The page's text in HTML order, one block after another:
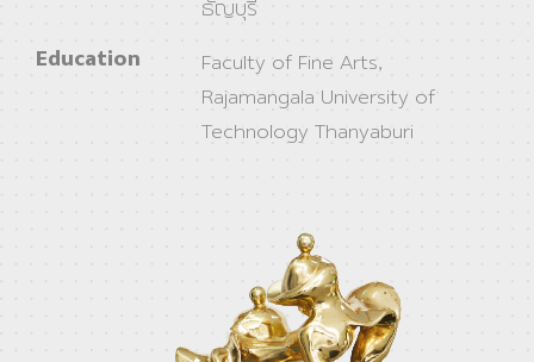
ธัญบุรี
Education
Faculty of Fine Arts,
Rajamangala University of
Technology Thanyaburi